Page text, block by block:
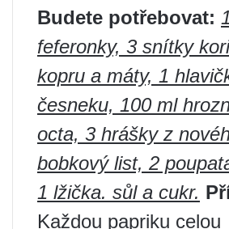
Budete potřebovat:
feferonky, 3 snítky
kopru a máty, 1
česneku, 100 ml
octa, 3 hrášky z
bobkový list, 2
1 lžička. sůl a cukr.
Každou papriku celou